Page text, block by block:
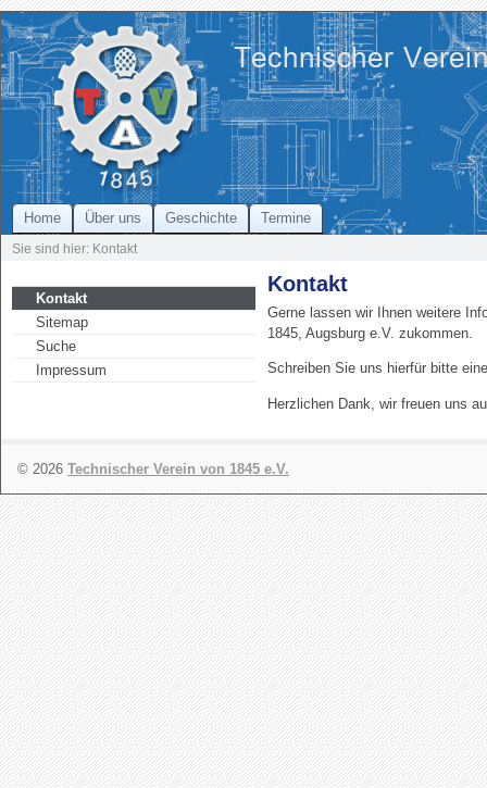
Home Über uns Geschichte Termine
Sie sind hier: Kontakt
Kontakt
Sitemap
Suche
Impressum
Kontakt
Gerne lassen wir Ihnen weitere
1845, Augsburg e.V. zukommen.
Schreiben Sie uns hierfür bitte
Herzlichen Dank, wir freuen uns
© 2026 Technischer Verein von 1845 e.V.